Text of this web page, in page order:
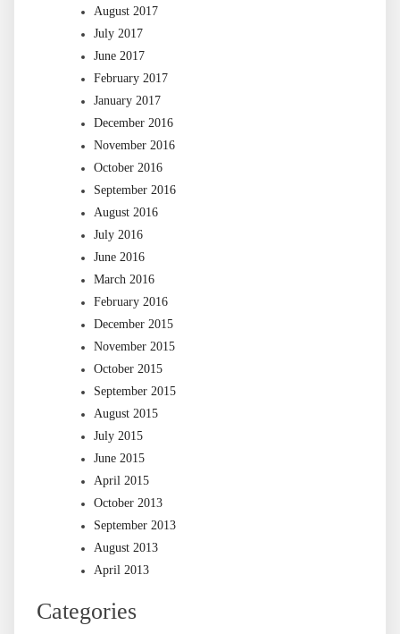
August 2017
July 2017
June 2017
February 2017
January 2017
December 2016
November 2016
October 2016
September 2016
August 2016
July 2016
June 2016
March 2016
February 2016
December 2015
November 2015
October 2015
September 2015
August 2015
July 2015
June 2015
April 2015
October 2013
September 2013
August 2013
April 2013
Categories